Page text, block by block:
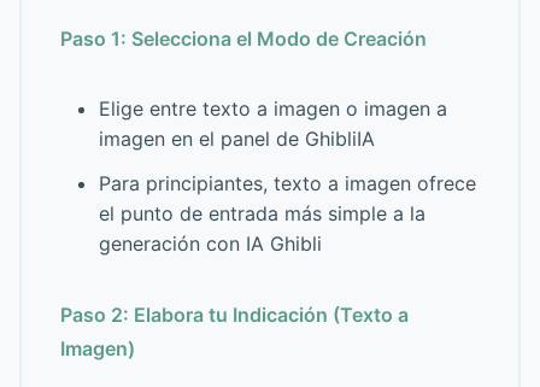
Paso 1: Selecciona el Modo de Creación
Elige entre texto a imagen o imagen a
imagen en el panel de GhibliIA
Para principiantes, texto a imagen ofrece
el punto de entrada más simple a la
generación con IA Ghibli
Paso 2: Elabora tu Indicación (Texto a
Imagen)